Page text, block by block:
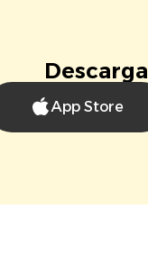
App Store